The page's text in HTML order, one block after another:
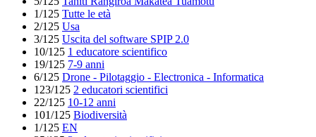
1/125 Tutte le età
2/125 Usa
3/125 Uscita del software SPIP 2.0
10/125 1 educatore scientifico
19/125 7-9 anni
6/125 Drone - Pilotaggio - Electronica - Informatica
123/125 2 educatori scientifici
22/125 10-12 anni
101/125 Biodiversità
1/125 EN